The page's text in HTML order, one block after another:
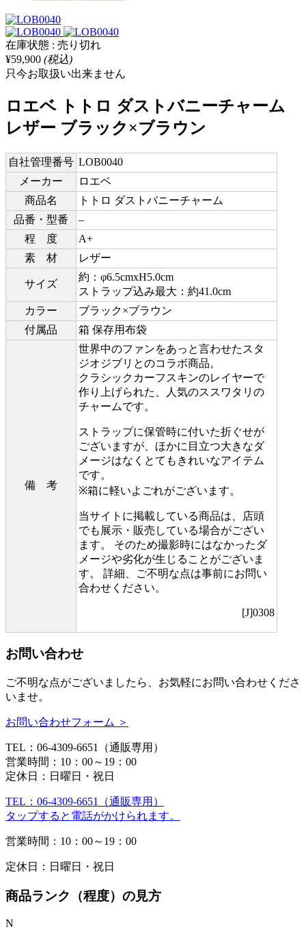
在庫状態 : 売り切れ
¥59,900 (税込)
只今お取扱い出来ません
ロエベ トトロ ダストバニーチャーム
レザー ブラック×ブラウン
自社管理番号 LOB0040
メーカー
ロエベ
商品名
トトロ ダストバニーチャーム
品番・型番
–
程 度
A+
素 材
レザー
サイズ
約：φ6.5cmxH5.0cm
ストラップ込み最大：約41.0cm
カラー
ブラック×ブラウン
付属品
箱 保存用布袋
備 考
世界中のファンをあっと言わせたスタ
ジオジブリとのコラボ商品。
クラシックカーフスキンのレイヤーで
作り上げられた、人気のススワタリの
チャームです。
ストラップに保管時に付いた折ぐせが
ございますが、ほかに目立つ大きなダ
メージはなくとてもきれいなアイテム
です。
※箱に軽いよごれがございます。
当サイトに掲載している商品は、店頭
でも展示・販売している場合がござい
ます。 そのため撮影時にはなかったダ
メージや劣化が生じることがございま
す。 詳細、ご不明な点は事前にお問い
合わせください。
[J]0308
お問い合わせ
ご不明な点がございましたら、お気軽にお問い合わせくださ
いませ。
お問い合わせフォーム ＞
TEL：06-4309-6651（通販専用）
営業時間：10：00～19：00
定休日：日曜日・祝日
TEL：06-4309-6651（通販専用）
タップすると電話がかけられます。
営業時間：10：00～19：00
定休日：日曜日・祝日
商品ランク（程度）の見方
N